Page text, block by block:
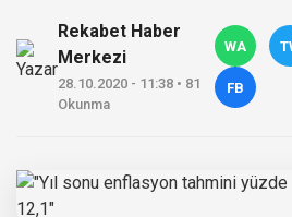
Rekabet Haber
Merkezi
28.10.2020 - 11:38 • 81
Okunma
WA
FB